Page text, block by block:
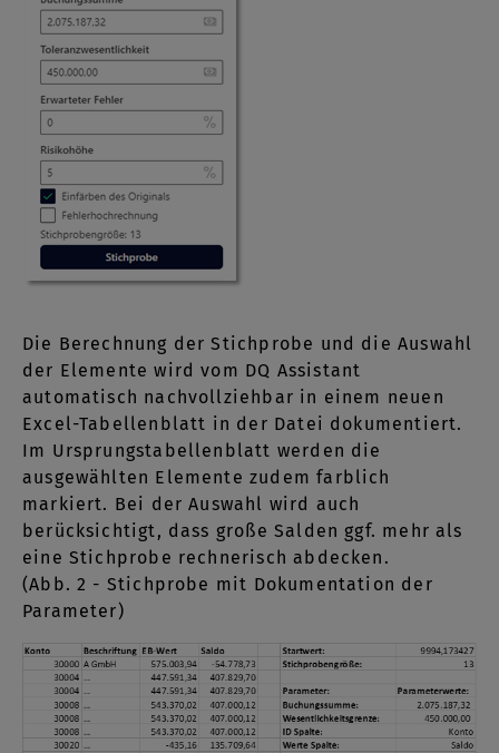
Die Berechnung der Stichprobe und die Auswahl
der Elemente wird vom DQ Assistant
automatisch nachvollziehbar in einem neuen
Excel-Tabellenblatt in der Datei dokumentiert.
Im Ursprungstabellenblatt werden die
ausgewählten Elemente zudem farblich
markiert. Bei der Auswahl wird auch
berücksichtigt, dass große Salden ggf. mehr als
eine Stichprobe rechnerisch abdecken.
(Abb. 2 - Stichprobe mit Dokumentation der
Parameter)